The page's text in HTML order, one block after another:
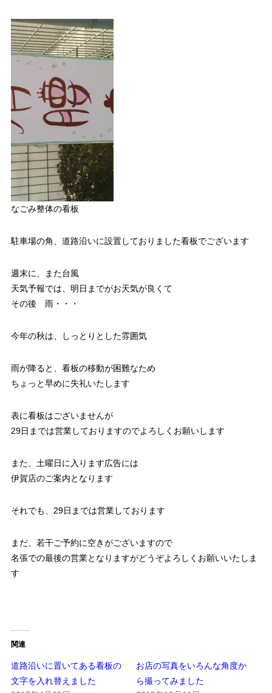
なごみ整体の看板
駐車場の角、道路沿いに設置しておりました看板でございます
週末に、また台風
天気予報では、明日までがお天気が良くて
その後 雨・・・
今年の秋は、しっとりとした雰囲気
雨が降ると、看板の移動が困難なため
ちょっと早めに失礼いたします
表に看板はございませんが
29日までは営業しておりますのでよろしくお願いします
また、土曜日に入ります広告には
伊賀店のご案内となります
それでも、29日までは営業しております
まだ、若干ご予約に空きがございますので
名張での最後の営業となりますがどうぞよろしくお願いいたしま
す
関連
道路沿いに置いてある看板の
文字を入れ替えました
お店の写真をいろんな角度か
ら撮ってみました